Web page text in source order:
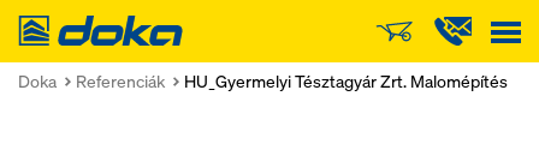
Doka
Doka Referenciák HU_Gyermelyi Tésztagyár Zrt. Malomépítés